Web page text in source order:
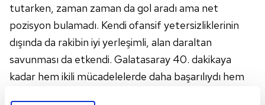
tutarken, zaman zaman da gol aradı ama net
pozisyon bulamadı. Kendi ofansif yetersizliklerinin
dışında da rakibin iyi yerleşimli, alan daraltan
savunması da etkendi. Galatasaray 40. dakikaya
kadar hem ikili mücadelelerde daha başarılıydı hem